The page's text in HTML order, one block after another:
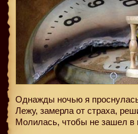
Однажды ночью я
Лежу, замерла от страха,
Молилась, чтобы не зашел в